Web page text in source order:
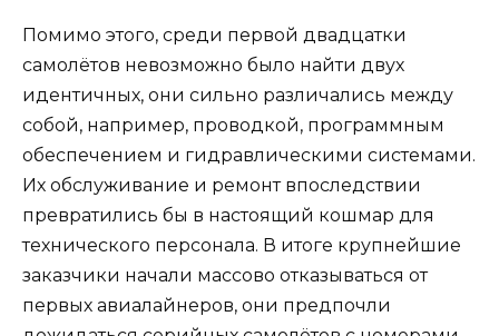
Помимо этого, среди первой двадцатки
самолётов невозможно было найти двух
идентичных, они сильно различались между
собой, например, проводкой, программным
обеспечением и гидравлическими системами.
Их обслуживание и ремонт впоследствии
превратились бы в настоящий кошмар для
технического персонала. В итоге крупнейшие
заказчики начали массово отказываться от
первых авиалайнеров, они предпочли